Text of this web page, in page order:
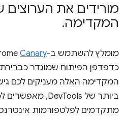
מורידים את
המקדימה.
מומלץ להשתמש ב-ChromeCanary
כדפדפן הפיתוח שמוגדר
המקדימה האלה מעניקים לכם
מתקדמים לפלטפורמות